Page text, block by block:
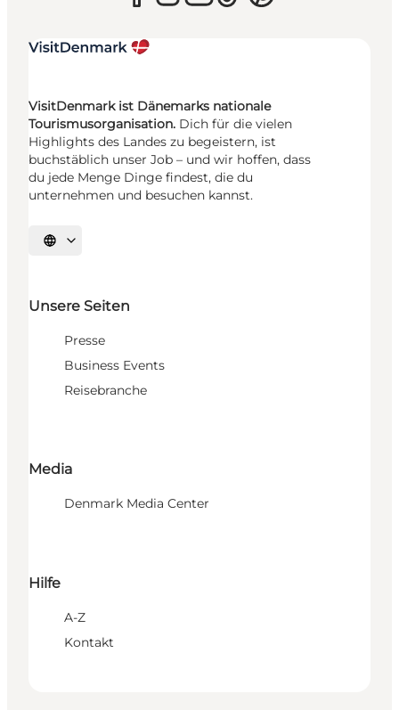
VisitDenmark ist Dänemarks nationale
Tourismusorganisation. Dich für die vielen
Highlights des Landes zu begeistern, ist
buchstäblich unser Job – und wir hoffen, dass
du jede Menge Dinge findest, die du
unternehmen und besuchen kannst.
Sprache auswählen
Unsere Seiten
Presse
Business Events
Reisebranche
Media
Denmark Media Center
Hilfe
A-Z
Kontakt